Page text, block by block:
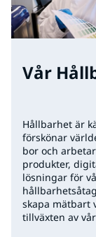
Vår
Hållbarhet är
förskönar
bor och
produkter,
lösningar för
skapa mätbart
tillväxten av